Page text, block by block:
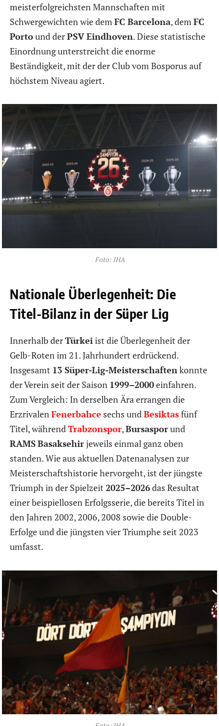
meisterfolgreichsten Mannschaften mit
Schwergewichten wie dem FC Barcelona, dem FC
Portound derPSV Eindhoven. Diese statistische
Einordnung unterstreicht die enorme
Beständigkeit, mit der der Club vom Bosporus auf
höchstem Niveau agiert.
Foto: IHA
Nationale Überlegenheit: Die
Titel-Bilanz in der Süper Lig
Innerhalb derTürkeiist die Überlegenheit der
Gelb-Roten im 21. Jahrhundert erdrückend.
Insgesamt 13 Süper-Lig-Meisterschaftenkonnte
der Verein seit der Saison 1999–2000einfahren.
Zum Vergleich: In derselben Ära errangen die
ErzrivalenFenerbahce sechs undBesiktasfünf
Titel, währendTrabzonspor,Bursasporund
RAMSBasaksehirjeweils einmal ganz oben
standen. Wie aus aktuellen Datenanalysen zur
Meisterschaftshistorie hervorgeht, ist der jüngste
Triumph in der Spielzeit 2025–2026das Resultat
einer beispiellosen Erfolgsserie, die bereits Titel in
den Jahren 2002, 2006, 2008 sowie die Double-
Erfolge und die jüngsten vier Triumphe seit 2023
umfasst.